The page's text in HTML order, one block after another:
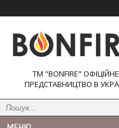
ТМ "BONFIRE" ОФІЦІЙНЕ
ПРЕДСТАВНИЦТВО В